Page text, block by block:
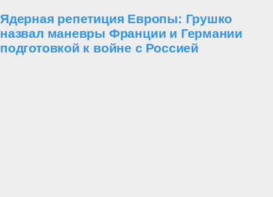
Ядерная репетиция Европы: Грушко
назвал маневры Франции и Германии
подготовкой к войне с Россией